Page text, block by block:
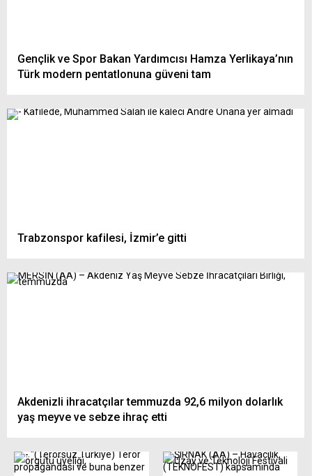
Gençlik ve Spor Bakan Yardımcısı Hamza Yerlikaya’nın
Türk modern pentatlonuna güveni tam
Trabzonspor kafilesi, İzmir’e gitti
Akdenizli ihracatçılar temmuzda 92,6 milyon dolarlık
yaş meyve ve sebze ihraç etti